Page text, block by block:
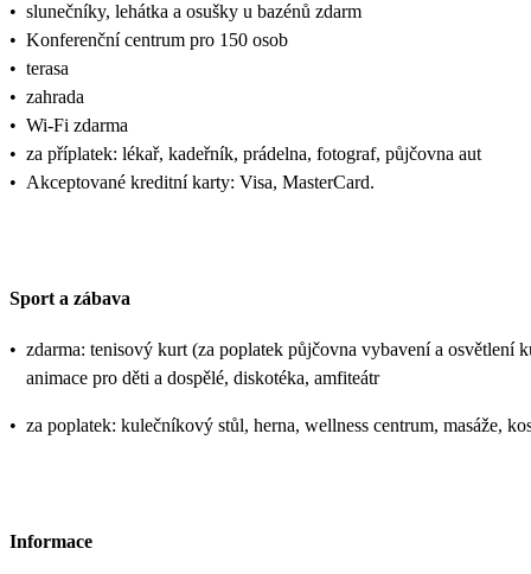
• slunečníky, lehátka a osušky u bazénů zdarm
• Konferenční centrum pro 150 osob
• terasa
• zahrada
• Wi-Fi zdarma
• za příplatek: lékař, kadeřník, prádelna, fotograf, půjčovna aut
• Akceptované kreditní karty: Visa, MasterCard.
Sport a zábava
• zdarma: tenisový kurt (za poplatek půjčovna vybavení a
animace pro děti a dospělé, diskotéka, amfiteátr
• za poplatek: kulečníkový stůl, herna, wellness centrum, masáže,
Informace